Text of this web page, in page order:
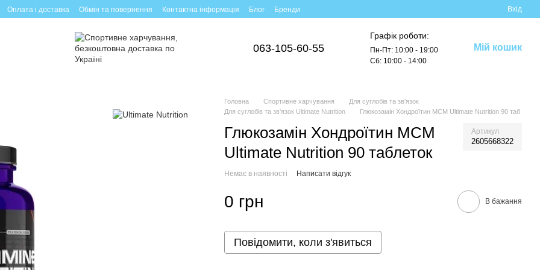
Оплата і доставка Обмін та повернення Контактна інформація Блог Бренди Вхід
063-105-60-55
Графік роботи:
Пн-Пт: 10:00 - 19:00
Сб: 10:00 - 14:00
Мій кошик
Головна Спортивне харчування
Для суглобів та зв'язок
Для суглобів та зв'язок Ultimate Nutrition
Глюкозамін Хондроїтин МСМ Ultimate Nutrition 90 таб
Глюкозамін Хондроїтин МСМ
Ultimate Nutrition 90 таблеток
Артикул
2605668322
Немає в наявності Написати відгук
0 грн В бажання
Повідомити, коли з'явиться